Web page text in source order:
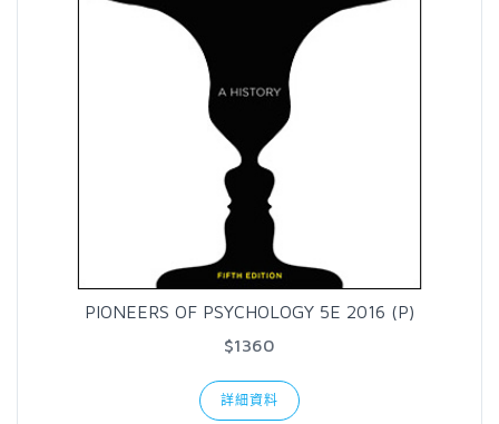
PIONEERS OF PSYCHOLOGY 5E 2016 (P)
$1360
詳細資料